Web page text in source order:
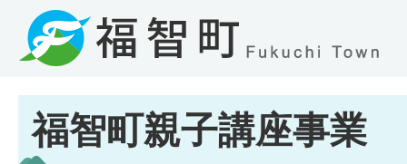
福智町親子講座事業